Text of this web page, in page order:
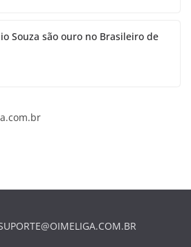
Souza são ouro no Brasileiro de